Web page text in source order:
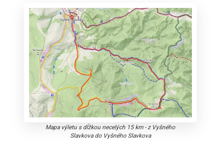
Mapa výletu s dĺžkou necelých 15 km - z Vyšného
Slavkova do Vyšného Slavkova